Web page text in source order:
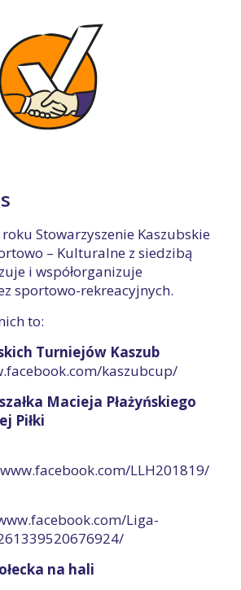
roku Stowarzyszenie Kaszubskie
– Kulturalne z siedzibą
i współorganizuje
sportowo-rekreacyjnych.
to:
Turniejów Kaszub
kaszubcup/
Macieja Płażyńskiego
Piłki
LLH201819/
Liga-
na hali